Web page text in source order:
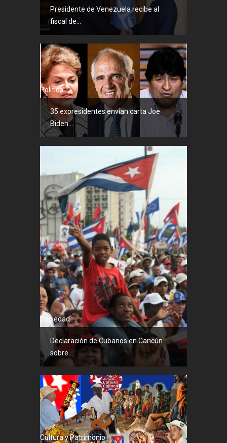
Presidente de Venezuela recibe al
fiscal de...
Política
35 expresidentes envían carta Joe
Biden...
Sociedad
Declaración de Cubanos en Cancún
sobre...
Cultura y Patrimonio